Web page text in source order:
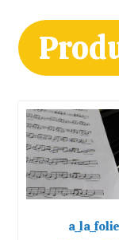
a_la_folie